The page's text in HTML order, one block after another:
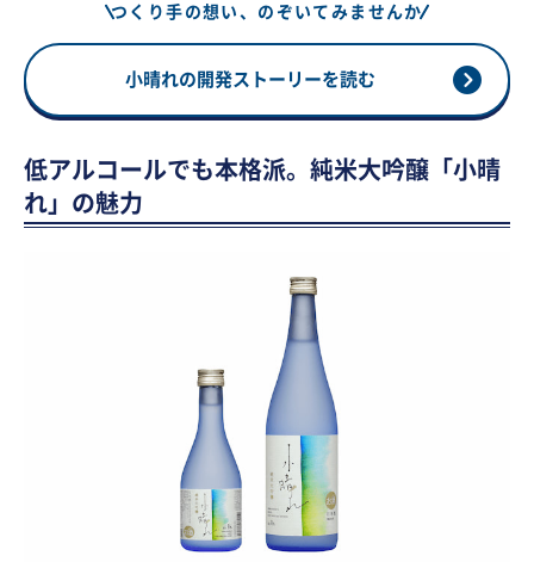
つくり手の想い、のぞいてみませんか
小晴れの開発ストーリーを読む
低アルコールでも本格派。純米大吟醸「小晴
れ」の魅力